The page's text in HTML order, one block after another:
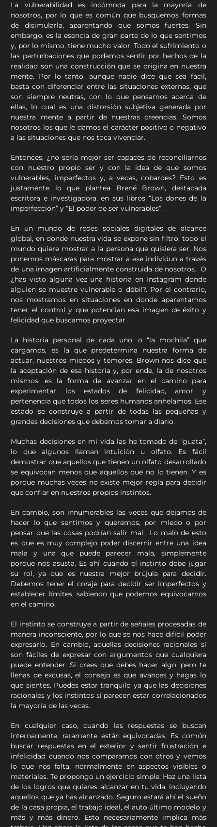
La vulnerabilidad es incómoda para la mayoría de
nosotros, por lo que es común que busquemos formas
de disimularla, aparentando que somos fuertes. Sin
embargo, es la esencia de gran parte de lo que sentimos
y, por lo mismo, tiene mucho valor. Todo el sufrimiento o
las perturbaciones que podamos sentir por hechos de la
realidad son una construcción que se origina en nuestra
mente. Por lo tanto, aunque nadie dice que sea fácil,
basta con diferenciar entre las situaciones externas, que
son siempre neutras, con lo que pensamos acerca de
ellas, lo cual es una distorsión subjetiva generada por
nuestra mente a partir de nuestras creencias. Somos
nosotros los que le damos el carácter positivo o negativo
a las situaciones que nos toca vivenciar.
Entonces, ¿no sería mejor ser capaces de reconciliarnos
con nuestro propio ser y con la idea de que somos
vulnerables, imperfectos y, a veces, cobardes? Esto es
justamente lo que plantea Brené Brown, destacada
escritora e investigadora, en sus libros “Los dones de la
imperfección” y “El poder de ser vulnerables”.
En un mundo de redes sociales digitales de alcance
global, en donde nuestra vida se expone sin filtro, todo el
mundo quiere mostrar a la persona que quisiera ser. Nos
ponemos máscaras para mostrar a ese individuo a través
de una imagen artificialmente construida de nosotros. O
¿has visto alguna vez una historia en Instagram donde
alguien se muestre vulnerable o débil?. Por el contrario,
nos mostramos en situaciones en donde aparentamos
tener el control y que potencian esa imagen de éxito y
felicidad que buscamos proyectar.
La historia personal de cada uno, o “la mochila” que
cargamos, es la que predetermina nuestra forma de
actuar, nuestros miedos y temores. Brown nos dice que
la aceptación de esa historia y, por ende, la de nosotros
mismos, es la forma de avanzar en el camino para
experimentar los estados de felicidad, amor y
pertenencia que todos los seres humanos anhelamos. Ese
estado se construye a partir de todas las pequeñas y
grandes decisiones que debemos tomar a diario.
Muchas decisiones en mi vida las he tomado de “guata”,
lo que algunos llaman intuición u olfato. Es fácil
demostrar que aquellos que tienen un olfato desarrollado
se equivocan menos que aquellos que no lo tienen. Y es
porque muchas veces no existe mejor regla para decidir
que confiar en nuestros propios instintos.
En cambio, son innumerables las veces que dejamos de
hacer lo que sentimos y queremos, por miedo o por
pensar que las cosas podrían salir mal. Lo malo de esto
es que es muy complejo poder discernir entre una idea
mala y una que puede parecer mala, simplemente
porque nos asusta. Es ahí cuando el instinto debe jugar
su rol, ya que es nuestra mejor brújula para decidir.
Debemos tener el coraje para decidir ser imperfectos y
establecer límites, sabiendo que podemos equivocarnos
en el camino.
El instinto se construye a partir de señales procesadas de
manera inconsciente, por lo que se nos hace difícil poder
expresarlo. En cambio, aquellas decisiones racionales sí
son fáciles de expresar con argumentos que cualquiera
puede entender. Si crees que debes hacer algo, pero te
llenas de excusas, el consejo es que avances y hagas lo
que sientes. Puedes estar tranquilo ya que las decisiones
racionales y los instintos sí parecen estar correlacionados
la mayoría de las veces.
En cualquier caso, cuando las respuestas se buscan
internamente, raramente están equivocadas. Es común
buscar respuestas en el exterior y sentir frustración e
infelicidad cuando nos comparamos con otros y vemos
lo que nos falta, normalmente en aspectos visibles o
materiales. Te propongo un ejercicio simple: Haz una lista
de los logros que quieres alcanzar en tu vida, incluyendo
aquellos que ya has alcanzado. Seguro estará ahí el sueño
de la casa propia, el trabajo ideal, el auto último modelo y
más y más dinero. Esto necesariamente implica más